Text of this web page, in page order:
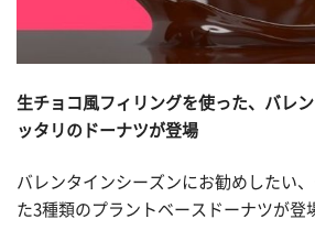
生チョコ風フィリングを使った、バレ
ッタリのドーナツが登場
バレンタインシーズンにお勧めしたい
た3種類のプラントベースドーナツが登